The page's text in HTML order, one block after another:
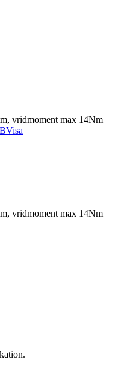
vridmoment max 14Nm
Visa
vridmoment max 14Nm